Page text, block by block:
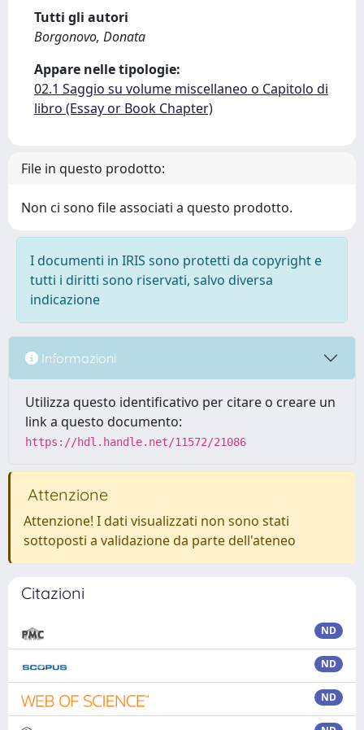
Tutti gli autori
Borgonovo, Donata
Appare nelle tipologie:
02.1 Saggio su volume miscellaneo o Capitolo di
libro (Essay or Book Chapter)
File in questo prodotto:
Non ci sono file associati a questo prodotto.
I documenti in IRIS sono protetti da copyright e
tutti i diritti sono riservati, salvo diversa
indicazione
Informazioni
Utilizza questo identificativo per citare o creare un
link a questo documento:
https://hdl.handle.net/11572/21086
Attenzione
Attenzione! I dati visualizzati non sono stati
sottoposti a validazione da parte dell'ateneo
Citazioni
ND
ND
ND